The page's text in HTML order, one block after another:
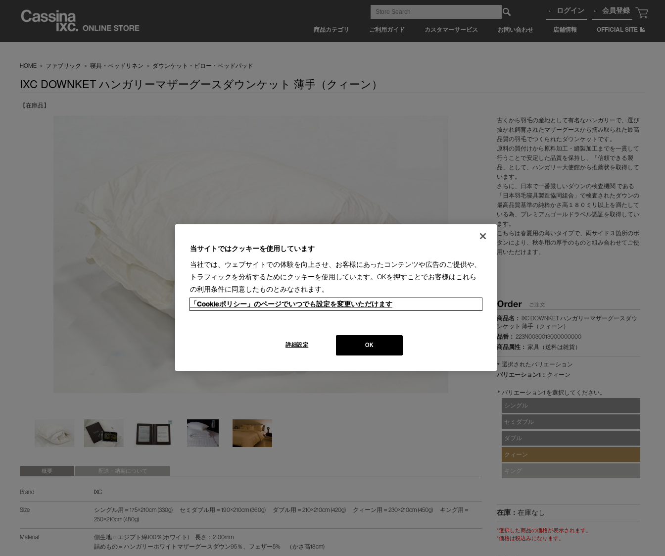
商品カテゴリ ご利用ガイド カスタマーサービス お問い合わせ 店舗情報 OFFICIAL SITE
ログイン 会員登録
HOME > ファブリック > 寝具・ベッドリネン > ダウンケット・ピロー・ベッドパッド
IXC DOWNKET ハンガリーマザーグースダウンケット 薄手（クィーン）
【在庫品】
概要 配送・納期について
Brand IXC
Size
シングル用＝175×210cm (330g) セミダブル用＝190×210cm (360g) ダブル用＝210×210cm (420g) クィーン用＝230×210cm (450g) キング用＝
250×210cm (480g)
Material
側生地＝エジプト綿100％(ホワイト) 長さ：2100mm
詰めもの＝ハンガリーホワイトマザーグースダウン95％、フェザー5% （かさ高18cm)
古くから羽毛の産地として有名なハンガリーで、選び
抜かれ飼育されたマザーグースから摘み取られた最高
品質の羽毛でつくられたダウンケットです。
原料の買付けから原料加工・縫製加工までを一貫して
行うことで安定した品質を保持し、「信頼できる製
品」として、ハンガリー大使館から推薦状を取得して
います。
さらに、日本で一番厳しいダウンの検査機関 である
「日本羽毛寝具製造協同組合」で検査されたダウンの
最高品質基準の純粋かさ高１８０ミリ以上を満たして
いる為、プレミアムゴールドラベル認証を取得してい
ます。
こちらは春夏用の薄いタイプで、両サイド３箇所のボ
タンにより、秋冬用の厚手のものと組み合わせてご使
用いただけます。
商品名：
IXC DOWNKET ハンガリーマザーグースダウ
ンケット 薄手（クィーン）
品番： 223N0030013000000000
商品属性： 家具（送料は雑貨）
選択されたバリエーション
バリエーション1： クィーン
バリエーション1 を選択してください。
シングル
セミダブル
ダブル
クィーン
キング
在庫： 在庫なし
*選択した商品の価格が表示されます。
*価格は税込みになります。
当サイトではクッキーを使用しています
当社では、ウェブサイトでの体験を向上させ、お客様にあったコンテンツや広告のご提供や、
トラフィックを分析するためにクッキーを使用しています。OKを押すことでお客様はこれら
の利用条件に同意したものとみなされます。
「Cookieポリシー」のページでいつでも設定を変更いただけます
OK
詳細設定